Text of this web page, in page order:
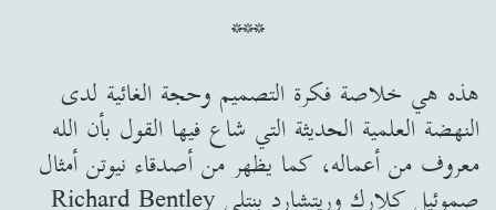
***
هذه هي خلاصة فكرة التصميم وحجة الغائية لدى
النهضة العلمية الحديثة التي شاع فيها القول بأن الله
معروف من أعماله، كما يظهر من أصدقاء نيوتن أمثال
صموئيل كلارك وريتشارد بنتلي Richard Bentley